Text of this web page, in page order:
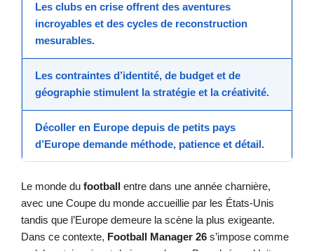
Les clubs en crise offrent des aventures
incroyables et des cycles de reconstruction
mesurables.
Les contraintes d’identité, de budget et de
géographie stimulent lastratégie et la créativité.
Décoller en Europe depuis de petits pays
d’Europe demande méthode, patience et détail.
Le monde du football entre dans une année charnière,
avec une Coupe du monde accueillie par les États-Unis
tandis que l’Europe demeure la scène la plus exigeante.
Dans ce contexte, Football Manager 26 s’impose comme